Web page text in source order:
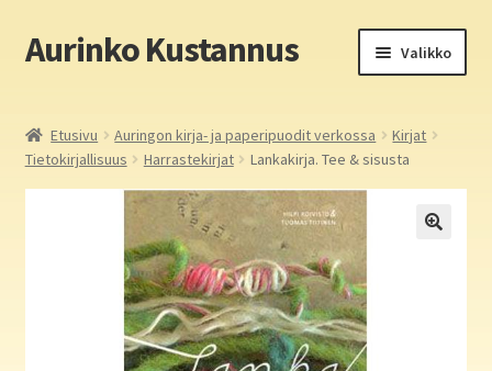
Siirry
navigointiin
Siirry
sisältöön
Aurinko Kustannus Valikko
Yritys
Aurinko Kustannus: kirjat
Etusivu Auringon kirja- ja paperipuodit verkossa
Kirjat
Tietokirjallisuus
Harrastekirjat Lankakirja. Tee & sisusta